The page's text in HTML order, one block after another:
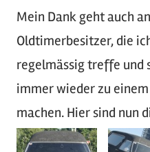
Mein Dank geht auch
Oldtimerbesitzer, die
regelmässig treffe und
immer wieder zu
machen. Hier sind nun